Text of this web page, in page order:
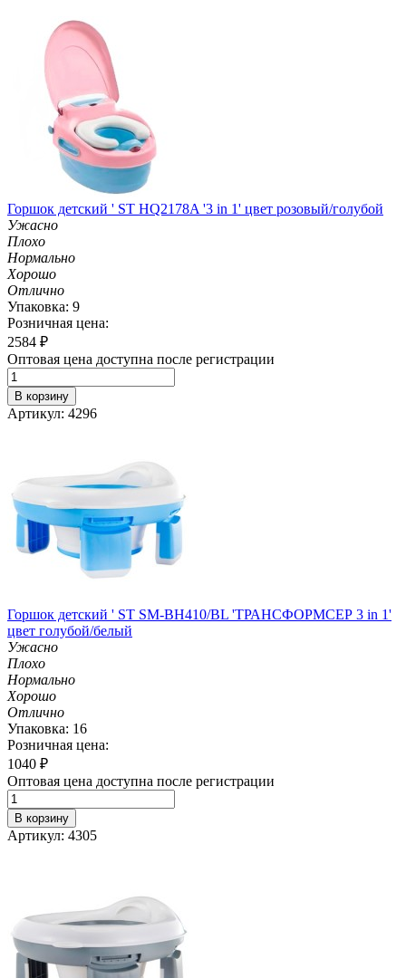
Горшок детский ' ST HQ2178A '3 in 1' цвет розовый/голубой
Ужасно
Плохо
Нормально
Хорошо
Отлично
Упаковка: 9
Розничная цена:
2584 ₽
Оптовая цена доступна после регистрации
В корзину
Артикул: 4296
Горшок детский ' ST SM-BH410/BL 'ТРАНСФОРМСЕР 3 in 1'
цвет голубой/белый
Ужасно
Плохо
Нормально
Хорошо
Отлично
Упаковка: 16
Розничная цена:
1040 ₽
Оптовая цена доступна после регистрации
В корзину
Артикул: 4305